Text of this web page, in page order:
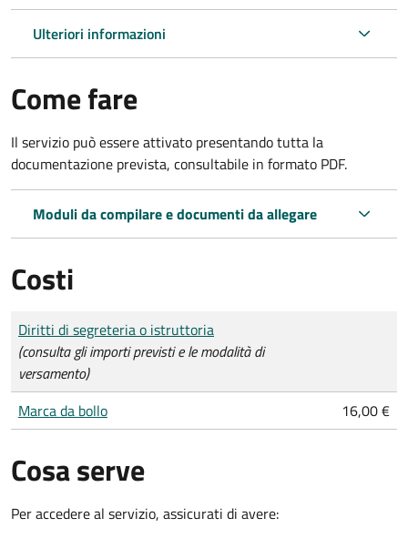
Ulteriori informazioni
Come fare
Il servizio può essere attivato presentando tutta la
documentazione prevista, consultabile in formato PDF.
Moduli da compilare e documenti da allegare
Costi
Tipo di pagamento
Importo
Diritti di segreteria o istruttoria
(consulta gli importi previsti e le modalità di
versamento)
Marca da bollo
16,00 €
Cosa serve
Per accedere al servizio, assicurati di avere: